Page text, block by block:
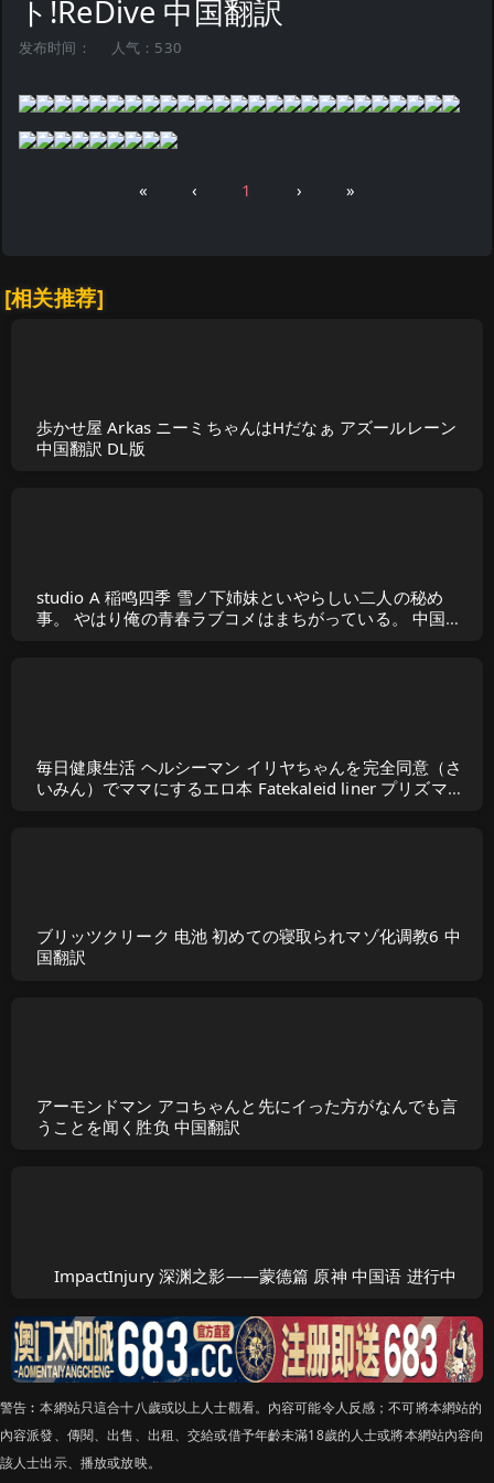
ト!ReDive 中国翻訳
发布时间： 人气：530
« ‹ 1 › »
[相关推荐]
歩かせ屋 Arkas ニーミちゃんはHだなぁ アズールレーン
中国翻訳 DL版
studio A 稲鸣四季 雪ノ下姉妹といやらしい二人の秘め
事。 やはり俺の青春ラブコメはまちがっている。 中国翻
毎日健康生活 ヘルシーマン イリヤちゃんを完全同意（さ
いみん）でママにするエロ本 Fatekaleid liner プリズマ☆
ブリッツクリーク 电池 初めての寝取られマゾ化调教6 中
国翻訳
アーモンドマン アコちゃんと先にイった方がなんでも言
うことを闻く胜负 中国翻訳
ImpactInjury 深渊之影——蒙德篇 原神 中国语 进行中
警告︰本網站只這合十八歲或以上人士觀看。內容可能令人反感；不可將本網站的
內容派發、傳閱、出售、出租、交給或借予年齡未滿18歲的人士或將本網站內容向
該人士出示、播放或放映。